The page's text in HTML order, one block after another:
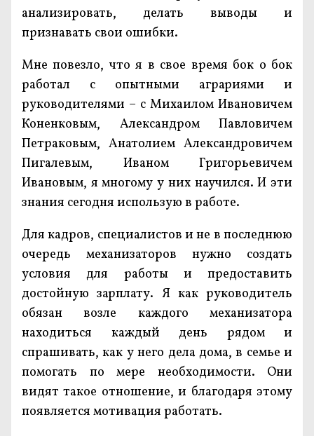
анализировать, делать выводы и
признавать свои ошибки.
Мне повезло, что я в свое время бок о бок
работал с опытными аграриями и
руководителями – с Михаилом Ивановичем
Коненковым, Александром Павловичем
Петраковым, Анатолием Александровичем
Пигалевым, Иваном Григорьевичем
Ивановым, я многому у них научился. И эти
знания сегодня использую в работе.
Для кадров, специалистов и не в последнюю
очередь механизаторов нужно создать
условия для работы и предоставить
достойную зарплату. Я как руководитель
обязан возле каждого механизатора
находиться каждый день рядом и
спрашивать, как у него дела дома, в семье и
помогать по мере необходимости. Они
видят такое отношение, и благодаря этому
появляется мотивация работать.